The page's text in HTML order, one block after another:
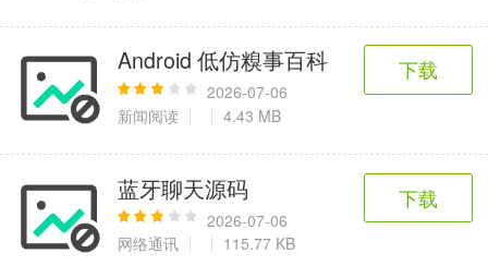
Android 低仿糗事百科
2026-07-06
新闻阅读
4.43 MB
下载
蓝牙聊天源码
2026-07-06
网络通讯
115.77 KB
下载